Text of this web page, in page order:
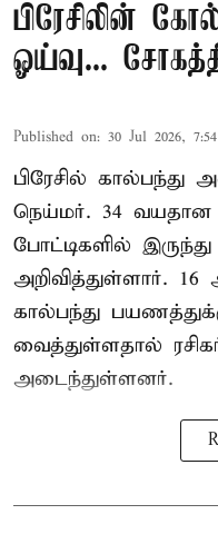
பிரேசிலின்
ஓய்வு...
Published on: 30 Jul 2026,
பிரேசில் கால்பந்து
நெய்மர். 34 வயதான
போட்டிகளில்
அறிவித்துள்ளார்.
கால்பந்து
வைத்துள்ளதால்
அடைந்துள்ளனர்.